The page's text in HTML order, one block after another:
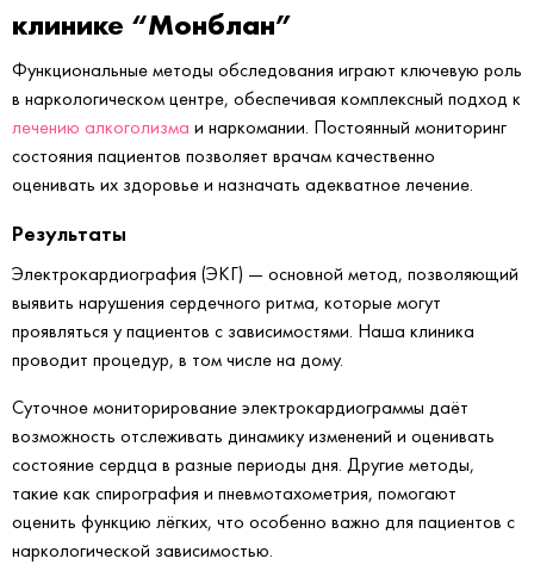
клинике “Монблан”
Функциональные методы обследования играют ключевую роль
в наркологическом центре, обеспечивая комплексный подход к
лечению алкоголизма и наркомании. Постоянный мониторинг
состояния пациентов позволяет врачам качественно
оценивать их здоровье и назначать адекватное лечение.
Результаты
Электрокардиография (ЭКГ) — основной метод, позволяющий
выявить нарушения сердечного ритма, которые могут
проявляться у пациентов с зависимостями. Наша клиника
проводит процедур, в том числе на дому.
Суточное мониторирование электрокардиограммы даёт
возможность отслеживать динамику изменений и оценивать
состояние сердца в разные периоды дня. Другие методы,
такие как спирография и пневмотахометрия, помогают
оценить функцию лёгких, что особенно важно для пациентов с
наркологической зависимостью.